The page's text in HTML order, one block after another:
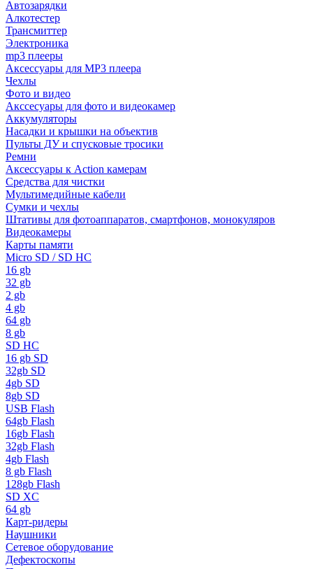
Автозарядки
Алкотестер
Трансмиттер
Электроника
mp3 плееры
Аксессуары для MP3 плеера
Чехлы
Фото и видео
Акссесуары для фото и видеокамер
Аккумуляторы
Насадки и крышки на объектив
Пульты ДУ и спусковые тросики
Ремни
Аксессуары к Action камерам
Средства для чистки
Мультимедийные кабели
Сумки и чехлы
Штативы для фотоаппаратов, смартфонов, монокуляров
Видеокамеры
Карты памяти
Micro SD / SD HC
16 gb
32 gb
2 gb
4 gb
64 gb
8 gb
SD HC
16 gb SD
32gb SD
4gb SD
8gb SD
USB Flash
64gb Flash
16gb Flash
32gb Flash
4gb Flash
8 gb Flash
128gb Flash
SD XC
64 gb
Карт-ридеры
Наушники
Сетевое оборудование
Дефектоскопы